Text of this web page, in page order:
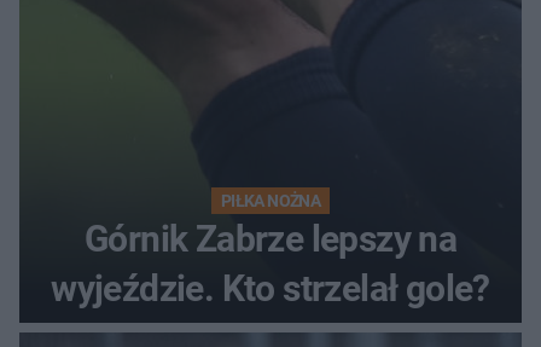
PIŁKA NOŻNA
Górnik Zabrze lepszy na
wyjeździe. Kto strzelał gole?